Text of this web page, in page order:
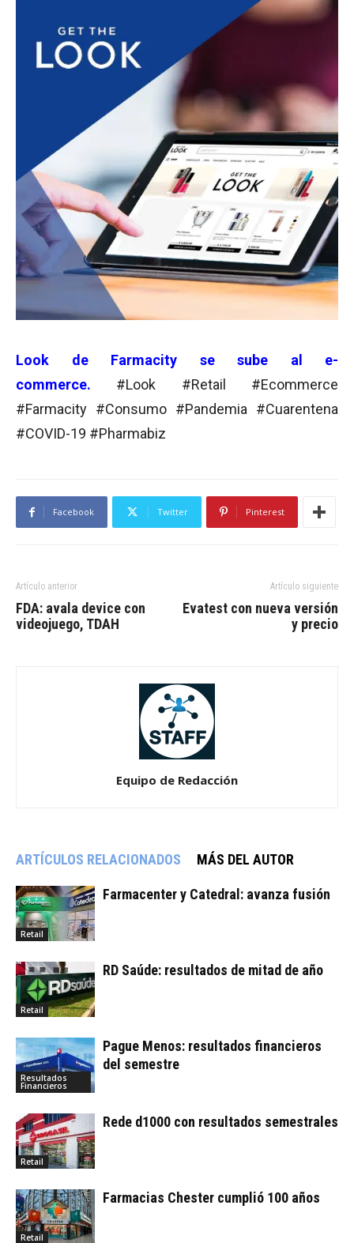
Look de Farmacity se sube al e-
commerce.
#Look #Retail #Ecommerce
#Farmacity #Consumo #Pandemia #Cuarentena
#COVID-19 #Pharmabiz
Facebook Twitter Pinterest
Artículo anterior
FDA: avala device con
videojuego, TDAH
Artículo siguiente
Evatest con nueva versión
y precio
Equipo de Redacción
ARTÍCULOS RELACIONADOS MÁS DEL AUTOR
Retail
Farmacenter y Catedral: avanza fusión
Retail
RD Saúde: resultados de mitad de año
Resultados
Financieros
Pague Menos: resultados financieros
del semestre
Retail
Rede d1000 con resultados semestrales
Retail
Farmacias Chester cumplió 100 años